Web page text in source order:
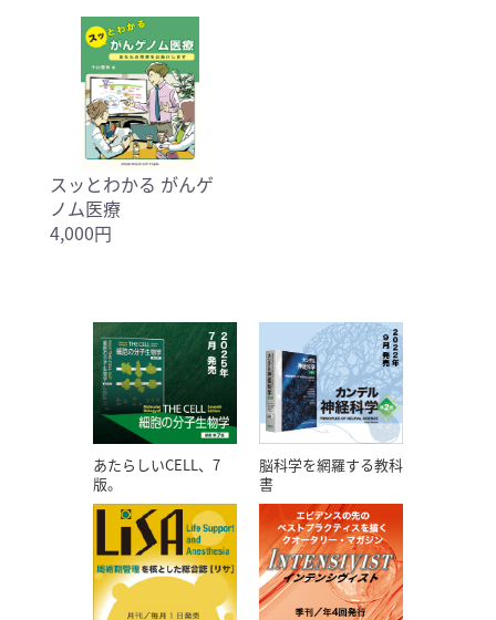
スッとわかる がんゲ
ノム医療
4,000円
あたらしいCELL、7
版。
脳科学を網羅する教科
書